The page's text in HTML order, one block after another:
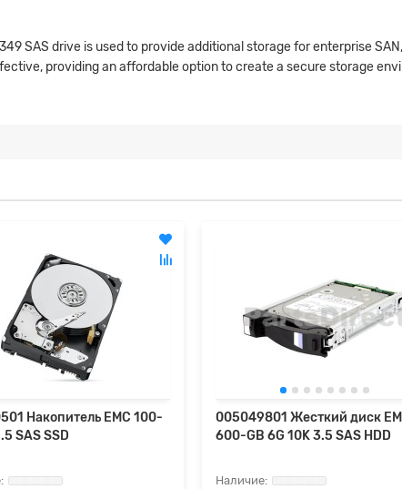
SAS drive is used to provide additional storage for enterprise
providing an affordable option to create a secure storage
Накопитель EMC 100-
SAS SSD
005049801 Жесткий диск
600-GB 6G 10K 3.5 SAS HDD